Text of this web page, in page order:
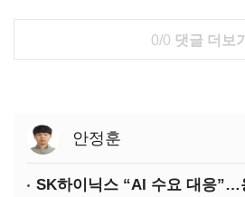
0/0 댓글 더보기
안정훈